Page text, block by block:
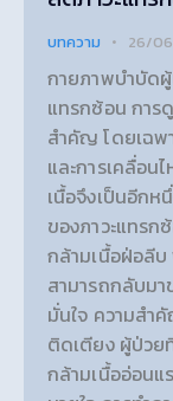
บทความ 26/
กายภาพบำบัดผู้
แทรกซ้อน การ
สำคัญ โดยเฉ
และการเคลื่อน
เนื้อจึงเป็นอีกห
ของภาวะแทร
กล้ามเนื้อฝ่อลี
สามารถกลับม
มั่นใจ ความสำ
ติดเตียง ผู้ป่ว
กล้ามเนื้ออ่อน